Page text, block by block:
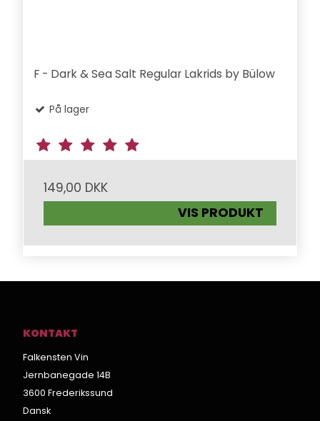
F - Dark & Sea Salt Regular Lakrids by Bülow
På lager
149,00 DKK
VIS PRODUKT
KONTAKT
Falkensten Vin
Jernbanegade 14B
3600 Frederikssund
Dansk